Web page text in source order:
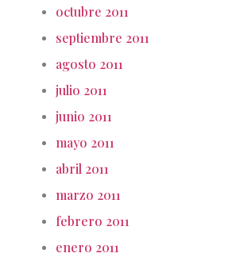
octubre 2011
septiembre 2011
agosto 2011
julio 2011
junio 2011
mayo 2011
abril 2011
marzo 2011
febrero 2011
enero 2011